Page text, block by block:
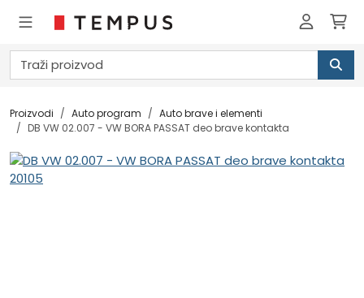
Proizvodi Auto program
Auto brave i elementi
DB VW 02.007 - VW BORA PASSAT deo brave kontakta